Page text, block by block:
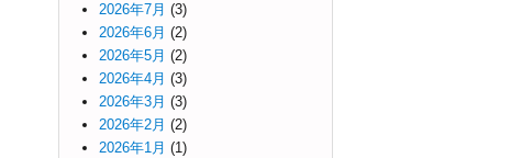
2026年7月 (3)
2026年6月 (2)
2026年5月 (2)
2026年4月 (3)
2026年3月 (3)
2026年2月 (2)
2026年1月 (1)